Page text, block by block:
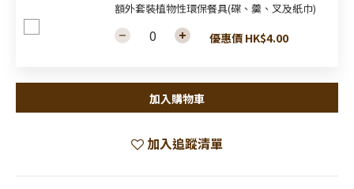
額外套裝植物性環保餐具(碟、羹、叉及紙巾)
優惠價 HK$4.00
加入購物車
加入追蹤清單